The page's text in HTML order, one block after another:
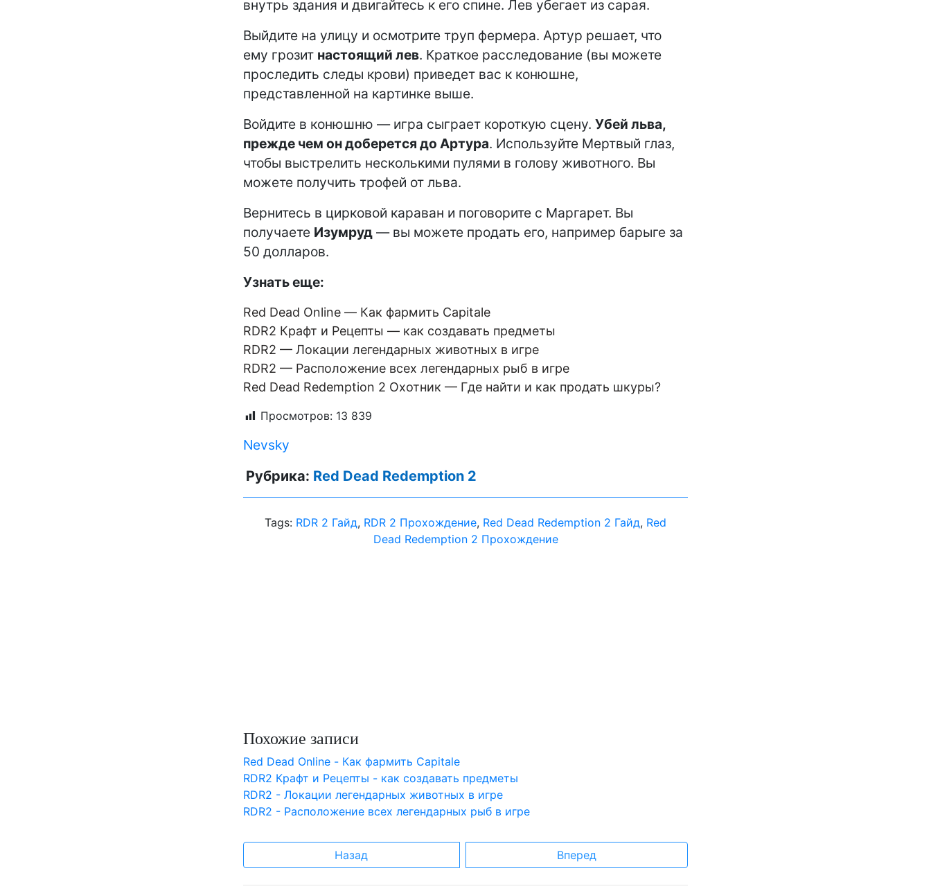
внутрь здания и двигайтесь к его спине. Лев убегает из сарая.
Выйдите на улицу и осмотрите труп фермера. Артур решает, что
ему грозит настоящий лев. Краткое расследование (вы можете
проследить следы крови) приведет вас к конюшне,
представленной на картинке выше.
Войдите в конюшню — игра сыграет короткую сцену. Убей льва,
прежде чем он доберется до Артура. Используйте Мертвый глаз,
чтобы выстрелить несколькими пулями в голову животного. Вы
можете получить трофей от льва.
Вернитесь в цирковой караван и поговорите с Маргарет. Вы
получаете Изумруд — вы можете продать его, например барыге за
50 долларов.
Узнать еще:
Red Dead Online — Как фармить Capitale
RDR2 Крафт и Рецепты — как создавать предметы
RDR2 — Локации легендарных животных в игре
RDR2 — Расположение всех легендарных рыб в игре
Red Dead Redemption 2 Охотник — Где найти и как продать шкуры?
Просмотров: 13 839
Nevsky
Рубрика: Red Dead Redemption 2
Tags: RDR 2 Гайд, RDR 2 Прохождение, Red Dead Redemption 2 Гайд, Red
Dead Redemption 2 Прохождение
Похожие записи
Red Dead Online - Как фармить Capitale
RDR2 Крафт и Рецепты - как создавать предметы
RDR2 - Локации легендарных животных в игре
RDR2 - Расположение всех легендарных рыб в игре
Назад Вперед